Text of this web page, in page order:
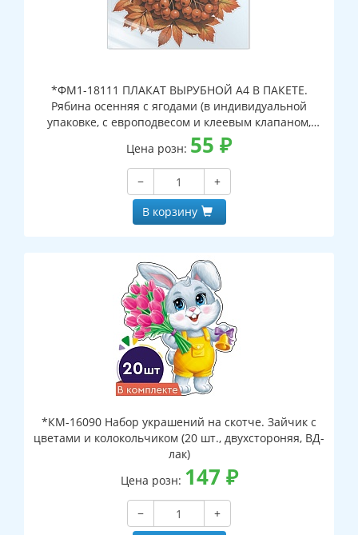
*ФМ1-18111 ПЛАКАТ ВЫРУБНОЙ А4 В ПАКЕТЕ.
Рябина осенняя с ягодами (в индивидуальной
упаковке, с европодвесом и клеевым клапаном,
двухсторонний, ВД-лак)
Цена розн: 55 ₽
−
+
В корзину
*КМ-16090 Набор украшений на скотче. Зайчик с
цветами и колокольчиком (20 шт., двухстороняя, ВД-
лак)
Цена розн: 147 ₽
−
+